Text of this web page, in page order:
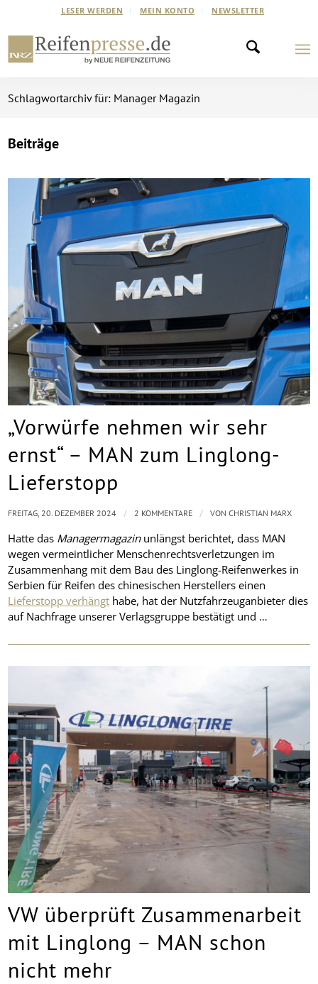
LESER WERDEN MEIN KONTO NEWSLETTER
Schlagwortarchiv für: Manager Magazin
Beiträge
„Vorwürfe nehmen wir sehr
ernst“ – MAN zum Linglong-
Lieferstopp
Hatte das Managermagazinunlängst berichtet, dass MAN
wegen vermeintlicher Menschenrechtsverletzungen im
Zusammenhang mit dem Bau des Linglong-Reifenwerkes in
Serbien für Reifen des chinesischen Herstellers einen
Lieferstopp verhängt habe, hat der Nutzfahrzeuganbieter dies
auf Nachfrage unserer Verlagsgruppe bestätigt und …
FREITAG, 20. DEZEMBER 2024 / 2 KOMMENTARE / VONCHRISTIAN MARX
VW überprüft Zusammenarbeit
mit Linglong – MAN schon
nicht mehr